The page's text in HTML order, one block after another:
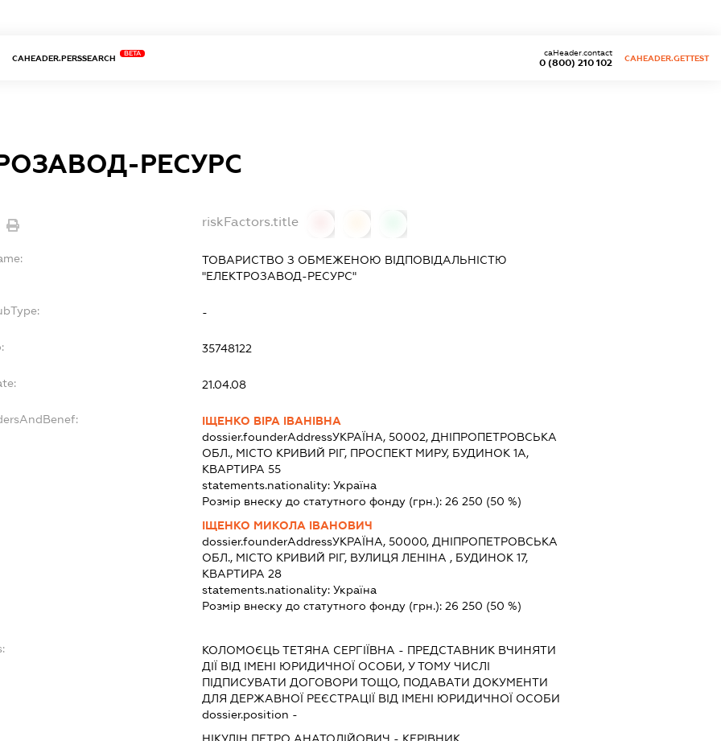
CAHEADER.PERSSEARCH
BETA
0 (800) 210 102
caHeader.contact
CAHEADER.GETTEST
РЕСУРС
riskFactors.title
ТОВАРИСТВО З ОБМЕЖЕНОЮ ВІДПОВІДАЛЬНІСТЮ
"ЕЛЕКТРОЗАВОД-РЕСУРС"
-
35748122
21.04.08
ІЩЕНКО ВІРА ІВАНІВНА
dossier.founderAddressУКРАЇНА, 50002, ДНІПРОПЕТРОВСЬКА
ОБЛ., МІСТО КРИВИЙ РІГ, ПРОСПЕКТ МИРУ, БУДИНОК 1А,
КВАРТИРА 55
statements.nationality: Україна
Розмір внеску до статутного фонду (грн.): 26 250 (50 %)
ІЩЕНКО МИКОЛА ІВАНОВИЧ
dossier.founderAddressУКРАЇНА, 50000, ДНІПРОПЕТРОВСЬКА
ОБЛ., МІСТО КРИВИЙ РІГ, ВУЛИЦЯ ЛЕНІНА , БУДИНОК 17,
КВАРТИРА 28
statements.nationality: Україна
Розмір внеску до статутного фонду (грн.): 26 250 (50 %)
КОЛОМОЄЦЬ ТЕТЯНА СЕРГІЇВНА - ПРЕДСТАВНИК ВЧИНЯТИ
ДІЇ ВІД ІМЕНІ ЮРИДИЧНОЇ ОСОБИ, У ТОМУ ЧИСЛІ
ПІДПИСУВАТИ ДОГОВОРИ ТОЩО, ПОДАВАТИ ДОКУМЕНТИ
ДЛЯ ДЕРЖАВНОЇ РЕЄСТРАЦІЇ ВІД ІМЕНІ ЮРИДИЧНОЇ ОСОБИ
dossier.position -